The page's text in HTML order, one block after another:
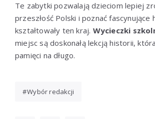
Te zabytki pozwalają dzieciom lepiej
przeszłość Polski i poznać
kształtowały ten kraj. Wycieczki
miejsc są doskonałą lekcją historii,
pamięci na długo.
Wybór redakcji